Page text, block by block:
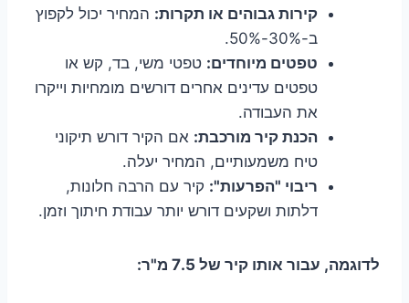
קירות גבוהים או תקרות: המחיר יכול לקפוץ
ב-30%-50%.
טפטים מיוחדים: טפטי משי, בד, קש או
טפטים עדינים אחרים דורשים מומחיות וייקרו
את העבודה.
הכנת קיר מורכבת: אם הקיר דורש תיקוני
טיח משמעותיים, המחיר יעלה.
ריבוי "הפרעות": קיר עם הרבה חלונות,
דלתות ושקעים דורש יותר עבודת חיתוך וזמן.
לדוגמה, עבור אותו קיר של 7.5 מ"ר: